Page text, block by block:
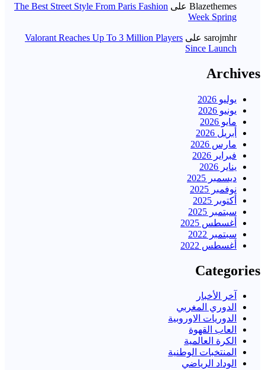
Blazethemes على The Best Street Style From Paris Fashion
Week Spring
sarojmhr على Valorant Reaches Up To 3 Million Players
Since Launch
Archives
يوليو 2026
يونيو 2026
مايو 2026
أبريل 2026
مارس 2026
فبراير 2026
يناير 2026
ديسمبر 2025
نوفمبر 2025
أكتوبر 2025
سبتمبر 2025
أغسطس 2025
سبتمبر 2022
أغسطس 2022
Categories
آخر الأخبار
الدوري المغربي
الدوريات الاوروبية
العاب القهوة
الكرة العالمية
المنتخبات الوطنية
الوداد الرياضي